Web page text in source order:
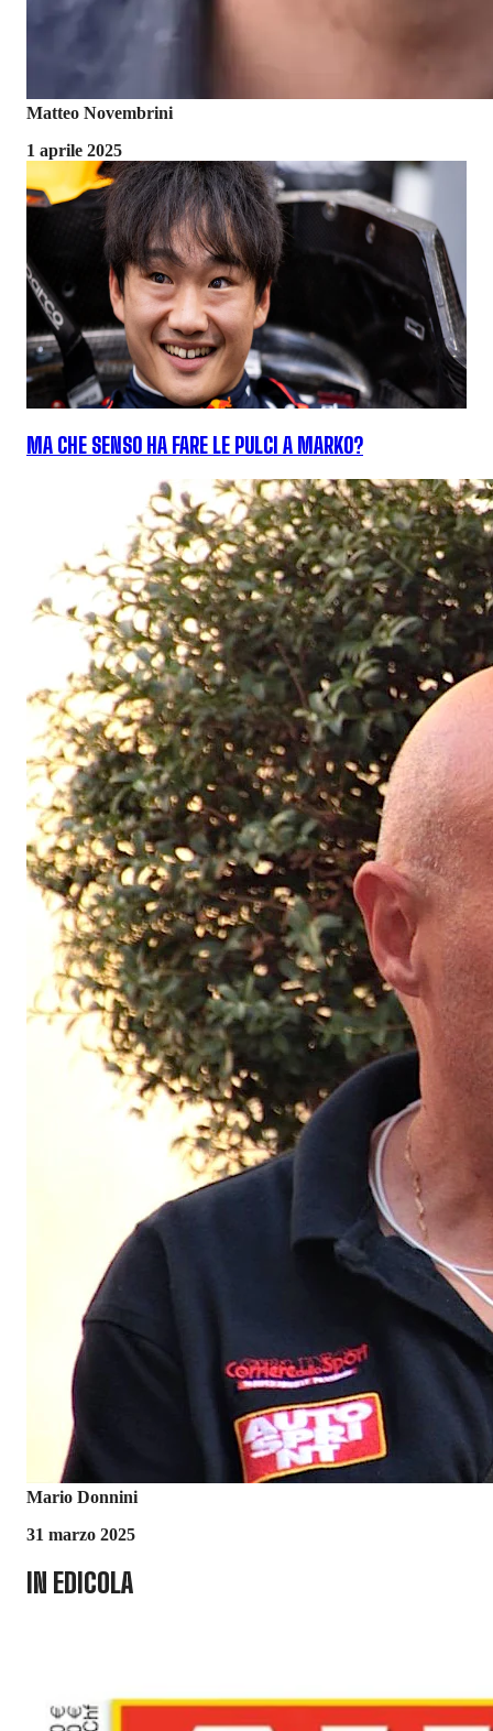
Matteo Novembrini
1 aprile 2025
MA CHE SENSO HA FARE LE PULCI A MARKO?
Mario Donnini
31 marzo 2025
IN EDICOLA